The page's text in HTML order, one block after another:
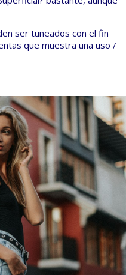
ser tuneados con el fin
que muestra una uso /